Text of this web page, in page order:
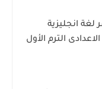
لغة انجليزية
الترم الأول